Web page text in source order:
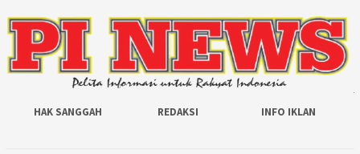
HAK SANGGAH REDAKSI INFO IKLAN